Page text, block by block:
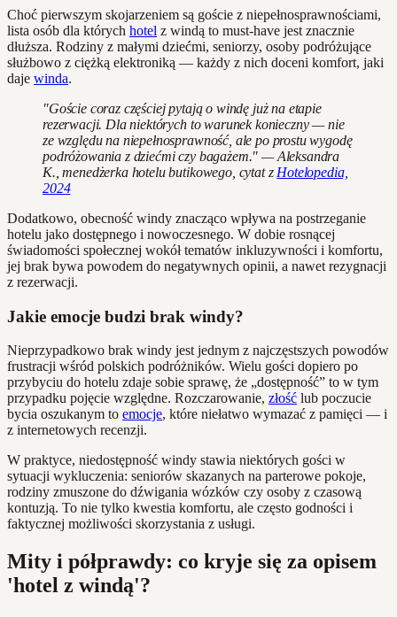
Choć pierwszym skojarzeniem są goście z niepełnosprawnościami,
lista osób dla których hotel z windą to must-have jest znacznie
dłuższa. Rodziny z małymi dziećmi, seniorzy, osoby podróżujące
służbowo z ciężką elektroniką — każdy z nich doceni komfort, jaki
daje winda.
"Goście coraz częściej pytają o windę już na etapie
rezerwacji. Dla niektórych to warunek konieczny — nie
ze względu na niepełnosprawność, ale po prostu wygodę
podróżowania z dziećmi czy bagażem." — Aleksandra
K., menedżerka hotelu butikowego, cytat z Hotelopedia,
2024
Dodatkowo, obecność windy znacząco wpływa na postrzeganie
hotelu jako dostępnego i nowoczesnego. W dobie rosnącej
świadomości społecznej wokół tematów inkluzywności i komfortu,
jej brak bywa powodem do negatywnych opinii, a nawet rezygnacji
z rezerwacji.
Jakie emocje budzi brak windy?
Nieprzypadkowo brak windy jest jednym z najczęstszych powodów
frustracji wśród polskich podróżników. Wielu gości dopiero po
przybyciu do hotelu zdaje sobie sprawę, że „dostępność” to w tym
przypadku pojęcie względne. Rozczarowanie, złość lub poczucie
bycia oszukanym to emocje, które niełatwo wymazać z pamięci — i
z internetowych recenzji.
W praktyce, niedostępność windy stawia niektórych gości w
sytuacji wykluczenia: seniorów skazanych na parterowe pokoje,
rodziny zmuszone do dźwigania wózków czy osoby z czasową
kontuzją. To nie tylko kwestia komfortu, ale często godności i
faktycznej możliwości skorzystania z usługi.
Mity i półprawdy: co kryje się za opisem
'hotel z windą'?